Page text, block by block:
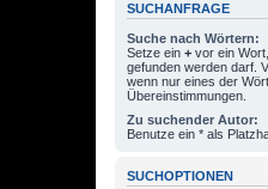
SUCHANFRAGE
Suche nach Wörtern:
Setze ein + vor ein
gefunden werden darf.
wenn nur eines der
Übereinstimmungen.
Zu suchender Autor:
Benutze ein * als
SUCHOPTIONEN